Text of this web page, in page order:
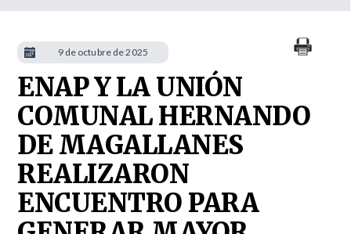
ENAP Y LA UNIÓN
COMUNAL HERNANDO
DE MAGALLANES
REALIZARON
ENCUENTRO PARA
9 de octubre de 2025